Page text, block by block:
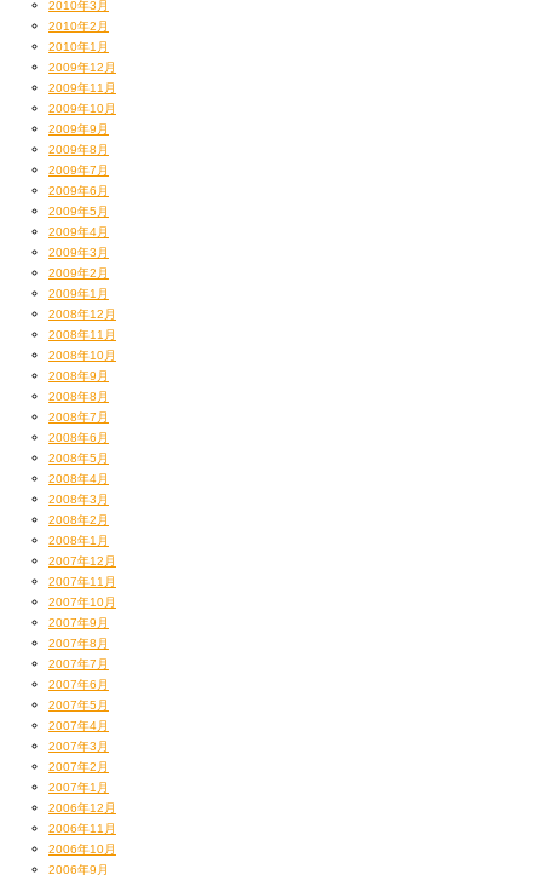
2010年3月
2010年2月
2010年1月
2009年12月
2009年11月
2009年10月
2009年9月
2009年8月
2009年7月
2009年6月
2009年5月
2009年4月
2009年3月
2009年2月
2009年1月
2008年12月
2008年11月
2008年10月
2008年9月
2008年8月
2008年7月
2008年6月
2008年5月
2008年4月
2008年3月
2008年2月
2008年1月
2007年12月
2007年11月
2007年10月
2007年9月
2007年8月
2007年7月
2007年6月
2007年5月
2007年4月
2007年3月
2007年2月
2007年1月
2006年12月
2006年11月
2006年10月
2006年9月